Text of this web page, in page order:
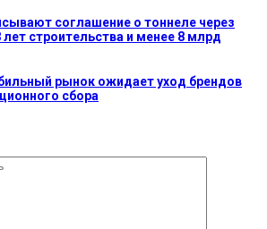
соглашение о тоннеле через
лет строительства и менее 8 млрд
рынок ожидает уход брендов
сбора